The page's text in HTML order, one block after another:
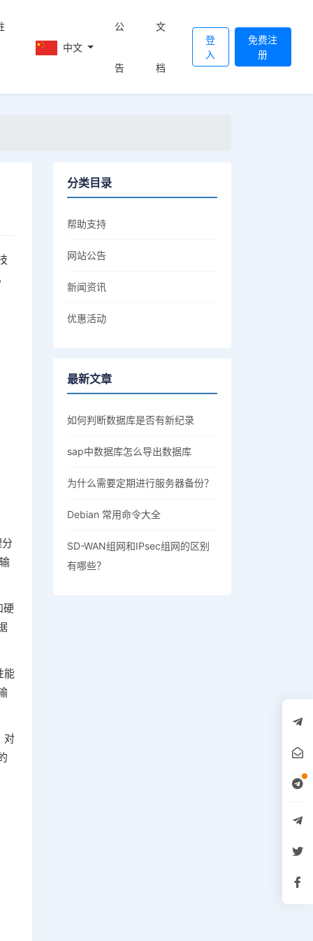
中文
公
告
文
档
登
入
免费注
册
硬
能
对
分类目录
帮助支持
网站公告
新闻资讯
优惠活动
最新文章
如何判断数据库是否有新纪录
sap中数据库怎么导出数据库
为什么需要定期进行服务器备份？
Debian 常用命令大全
SD-WAN组网和IPsec组网的区别
有哪些？